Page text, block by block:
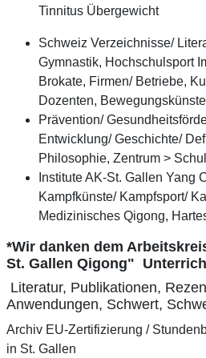
Tinnitus Übergewicht
Schweiz Verzeichnisse/
Gymnastik, Hochschulsport
Brokate, Firmen/ Betriebe,
Dozenten,
Prävention/
Entwicklung/ Geschichte/
Philosophie, Zentrum >
Institute AK-St. Gallen Yang
Kampfkünste/ Kampfsport/
Medizinisches Qigong,
*Wir danken dem
St. Gallen Qigong"
Literatur, Publikationen,
Anwendungen, Schwert,
Archiv EU-Zertifizierung /
in St. Gallen